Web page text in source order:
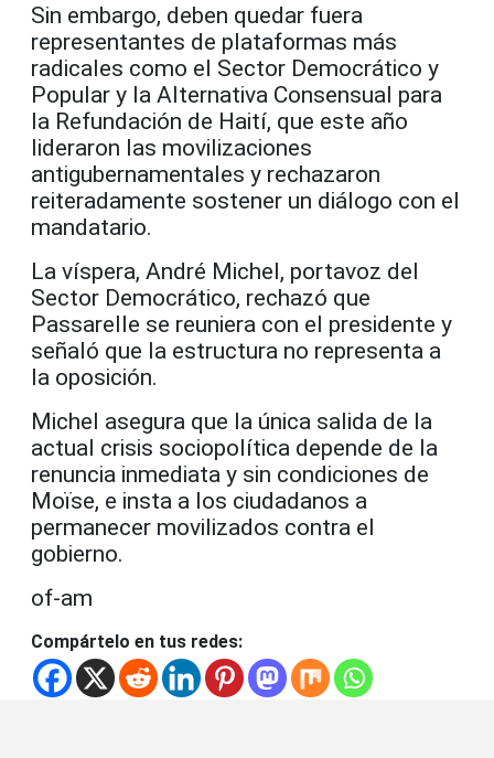
Sin embargo, deben quedar fuera
representantes de plataformas más
radicales como el Sector Democrático y
Popular y la Alternativa Consensual para
la Refundación de Haití, que este año
lideraron las movilizaciones
antigubernamentales y rechazaron
reiteradamente sostener un diálogo con el
mandatario.
La víspera, André Michel, portavoz del
Sector Democrático, rechazó que
Passarelle se reuniera con el presidente y
señaló que la estructura no representa a
la oposición.
Michel asegura que la única salida de la
actual crisis sociopolítica depende de la
renuncia inmediata y sin condiciones de
Moïse, e insta a los ciudadanos a
permanecer movilizados contra el
gobierno.
of-am
Compártelo en tus redes: